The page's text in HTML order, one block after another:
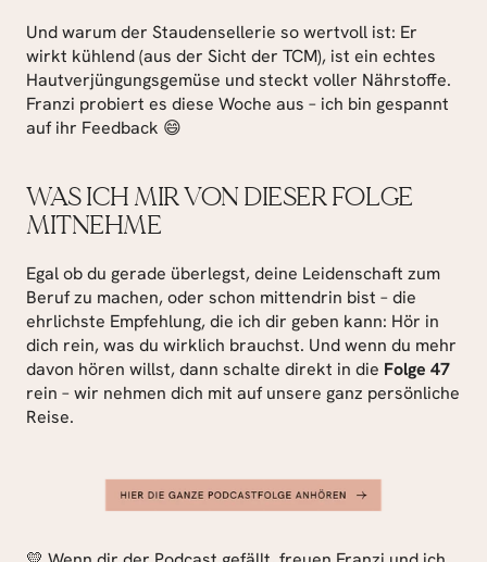
Und warum der Staudensellerie so wertvoll ist: Er
wirkt kühlend (aus der Sicht der TCM), ist ein echtes
Hautverjüngungsgemüse und steckt voller Nährstoffe.
Franzi probiert es diese Woche aus – ich bin gespannt
auf ihr Feedback 😄
WAS ICH MIR VON DIESER FOLGE
MITNEHME
Egal ob du gerade überlegst, deine Leidenschaft zum
Beruf zu machen, oder schon mittendrin bist – die
ehrlichste Empfehlung, die ich dir geben kann: Hör in
dich rein, was du wirklich brauchst. Und wenn du mehr
davon hören willst, dann schalte direkt in die Folge 47
rein – wir nehmen dich mit auf unsere ganz persönliche
Reise.